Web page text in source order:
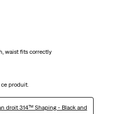
waist fits correctly
produit.
droit 314™ Shaping - Black and